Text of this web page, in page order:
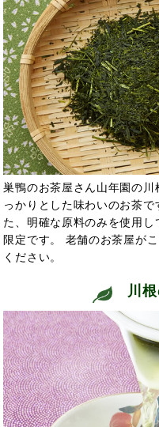
巣鴨のお茶屋さん山年園の
っかりとした味わいのお茶
た、明確な原料のみを使用
限定です。 老舗のお茶屋が
ください。
川